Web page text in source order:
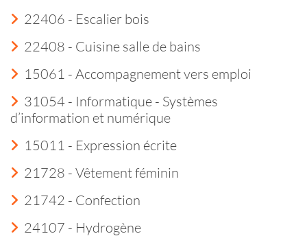
22406 - Escalier bois
22408 - Cuisine salle de bains
15061 - Accompagnement vers emploi
31054 - Informatique - Systèmes
d’information et numérique
15011 - Expression écrite
21728 - Vêtement féminin
21742 - Confection
24107 - Hydrogène